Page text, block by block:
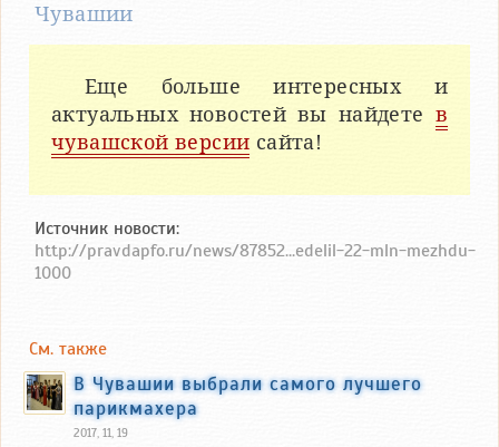
Чувашии
Еще больше интересных и
актуальных новостей вы найдете в
чувашской версии сайта!
Источник новости:
http://pravdapfo.ru/news/87852...edelil-22-mln-mezhdu-
1000
См. также
В Чувашии выбрали самого лучшего
парикмахера
2017, 11, 19